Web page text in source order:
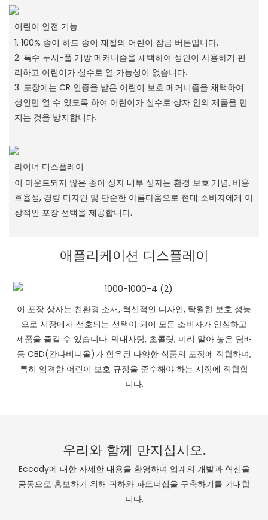
어린이 안전 기능
1. 100% 종이 하드 종이 재질의 어린이 잠금 버튼입니다.
2. 특수 푸시-풀 개방 메커니즘을 채택하여 성인이 사용하기 편
리하고 어린이가 실수로 열 가능성이 없습니다.
3. 포장에는 CR 인증을 받은 어린이 보호 메커니즘을 채택하여
성인만 열 수 있도록 하여 어린이가 실수로 상자 안의 제품을 만
지는 것을 방지합니다.
라이너 디스플레이
이 마운트되지 않은 종이 상자 내부 상자는 환경 보호 개념, 비용
효율성, 경량 디자인 및 단순한 아름다움으로 현대 소비자에게 이
상적인 포장 선택을 제공합니다.
애플리케이션 디스플레이
이 포장 상자는 친환경 소재, 혁신적인 디자인, 탁월한 보호 성능
으로 시장에서 선호되는 선택이 되어 모든 소비자가 안심하고
제품을 즐길 수 있습니다. 막대사탕, 초콜릿, 미리 말아 놓은 담배
등 CBD(칸나비디올)가 함유된 다양한 식품의 포장에 적합하며,
특히 엄격한 어린이 보호 규정을 준수해야 하는 시장에 적합합
니다.
우리와 함께 만지십시오.
Eccody에 대한 자세한 내용을 환영하며 업계의 개발과 혁신을
공동으로 홍보하기 위해 귀하와 파트너십을 구축하기를 기대합
니다.